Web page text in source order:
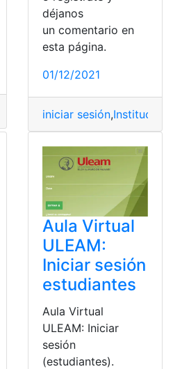
déjanos
un comentario en
esta página.
01/12/2021
iniciar sesión,Institución
Aula Virtual
ULEAM:
Iniciar sesión
estudiantes
Aula Virtual
ULEAM: Iniciar
sesión
(estudiantes).